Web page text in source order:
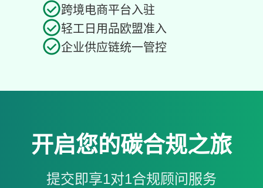
跨境电商平台入驻
轻工日用品欧盟准入
企业供应链统一管控
开启您的碳合规之旅
提交即享1对1合规顾问服务